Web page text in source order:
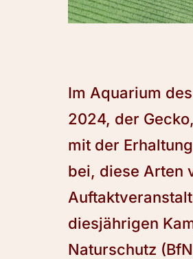
Im Aquarium
2024, der
mit der
bei, diese Arten
diesjährigen
Naturschutz